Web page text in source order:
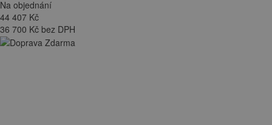
Na objednání
44 407 Kč
36 700 Kč bez DPH